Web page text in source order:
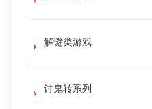
解谜类游戏
讨鬼转系列